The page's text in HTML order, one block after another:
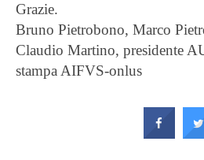
Grazie.
Bruno Pietrobono, Marco
Claudio Martino, presidente
stampa AIFVS-onlus